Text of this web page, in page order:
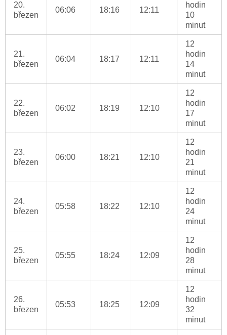
20.
březen
06:06 18:16 12:11
hodin
10
minut
21.
březen
06:04 18:17 12:11
12
hodin
14
minut
22.
březen
06:02 18:19 12:10
12
hodin
17
minut
23.
březen
06:00 18:21 12:10
12
hodin
21
minut
24.
březen
05:58 18:22 12:10
12
hodin
24
minut
25.
březen
05:55 18:24 12:09
12
hodin
28
minut
26.
březen
05:53 18:25 12:09
12
hodin
32
minut